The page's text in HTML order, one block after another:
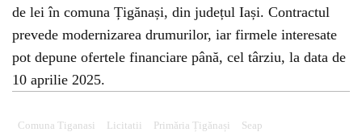
de lei în comuna Țigănași, din județul Iași. Contractul
prevede modernizarea drumurilor, iar firmele interesate
pot depune ofertele financiare până, cel târziu, la data de
10 aprilie 2025.
Comuna Tiganasi Licitatii Primăria Țigănași Seap